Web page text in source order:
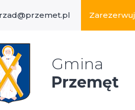
Gmina
Przemęt
Wyszukaj w